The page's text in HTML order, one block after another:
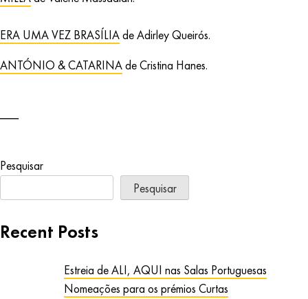
ERA UMA VEZ BRASÍLIAde Adirley Queirós.
ANTÓNIO & CATARINAde Cristina Hanes.
Pesquisar
Pesquisar
Recent Posts
Estreia de ALI, AQUI nas Salas Portuguesas
Nomeações para os prémios Curtas